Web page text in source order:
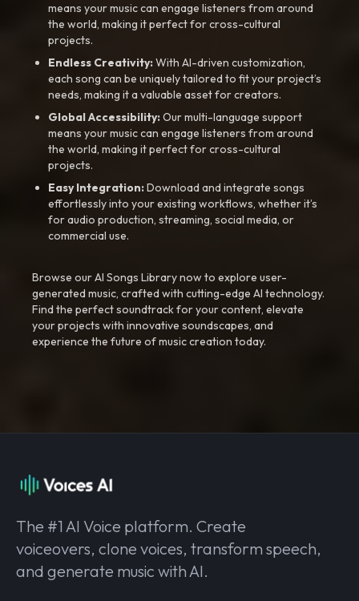
means your music can engage listeners from around
the world, making it perfect for cross-cultural
projects.
Endless Creativity:With AI-driven customization,
each song can be uniquely tailored to fit your project’s
needs, making it a valuable asset for creators.
Global Accessibility:Our multi-language support
means your music can engage listeners from around
the world, making it perfect for cross-cultural
projects.
Easy Integration:Download and integrate songs
effortlessly into your existing workflows, whether it’s
for audio production, streaming, social media, or
commercial use.
Browse our AI Songs Library now to explore user-
generated music, crafted with cutting-edge AI technology.
Find the perfect soundtrack for your content, elevate
your projects with innovative soundscapes, and
experience the future of music creation today.
The #1 AI Voice platform. Create
voiceovers, clone voices, transform speech,
and generate music with AI.